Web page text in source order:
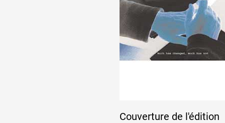
Couverture de l'édition